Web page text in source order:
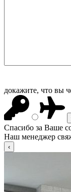
докажите, что вы
Спасибо за Ваше
Наш менеджер